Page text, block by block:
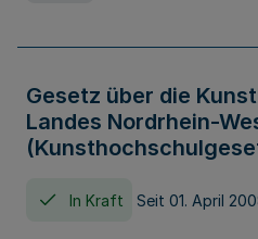
Gesetz über die
Landes Nordrhein-
In Kraft Seit 01. April